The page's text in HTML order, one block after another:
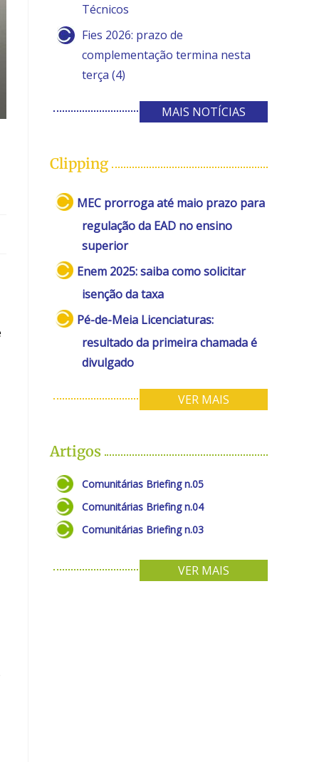
Técnicos
Fies 2026: prazo de
complementação termina nesta
terça (4)
MAIS NOTÍCIAS
Clipping
MEC prorroga até maio prazo para
regulação da EAD no ensino
superior
Enem 2025: saiba como solicitar
isenção da taxa
Pé-de-Meia Licenciaturas:
resultado da primeira chamada é
divulgado
VER MAIS
Artigos
Comunitárias Briefing n.05
Comunitárias Briefing n.04
Comunitárias Briefing n.03
VER MAIS